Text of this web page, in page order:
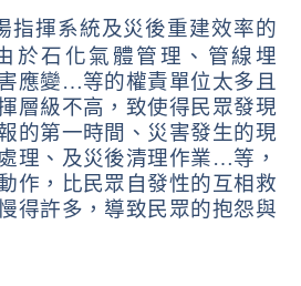
指揮系統及災後重建效率的
於石化氣體管理、管線埋
應變…等的權責單位太多且
層級不高，致使得民眾發現
的第一時間、災害發生的現
理、及災後清理作業…等，
作，比民眾自發性的互相救
得許多，導致民眾的抱怨與